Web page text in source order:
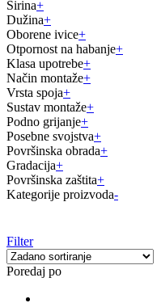
Širina+
Dužina+
Oborene ivice+
Otpornost na habanje+
Klasa upotrebe+
Način montaže+
Vrsta spoja+
Sustav montaže+
Podno grijanje+
Posebne svojstva+
Površinska obrada+
Gradacija+
Površinska zaštita+
Kategorije proizvoda-
Filter
Poredaj po